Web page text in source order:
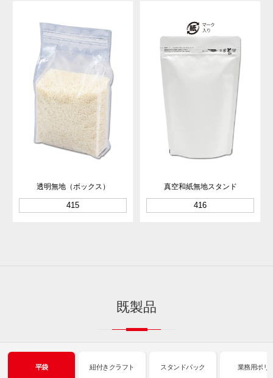
透明無地（ボックス）
415
真空和紙無地スタンド
416
既製品
平袋 紐付きクラフト スタンドパック 業務用ポリ